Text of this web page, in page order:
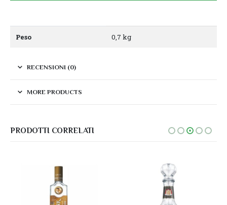
Peso 0,7 kg
RECENSIONI (0)
MORE PRODUCTS
PRODOTTI CORRELATI